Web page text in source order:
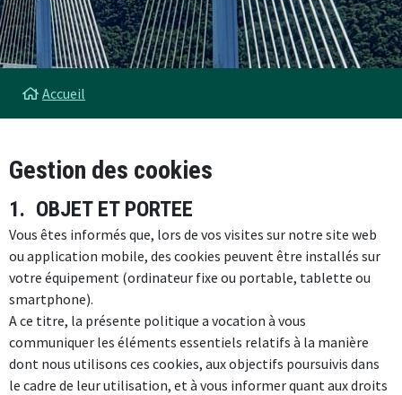
Fil d'Ariane
Accueil
Gestion des cookies
1. OBJET ET PORTEE
Vous êtes informés que, lors de vos visites sur notre site web
ou application mobile, des cookies peuvent être installés sur
votre équipement (ordinateur fixe ou portable, tablette ou
smartphone).
A ce titre, la présente politique a vocation à vous
communiquer les éléments essentiels relatifs à la manière
dont nous utilisons ces cookies, aux objectifs poursuivis dans
le cadre de leur utilisation, et à vous informer quant aux droits